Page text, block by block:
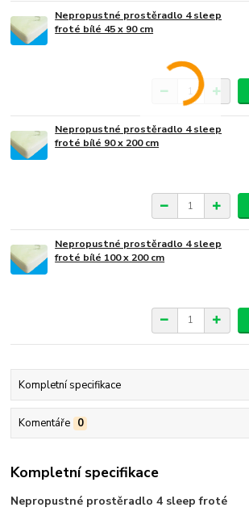
Nepropustné prostěradlo 4 sleep
froté bílé 45 x 90 cm
Nepropustné prostěradlo 4 sleep
froté bílé 90 x 200 cm
Nepropustné prostěradlo 4 sleep
froté bílé 100 x 200 cm
Kompletní specifikace
Komentáře 0
Kompletní specifikace
Nepropustné prostěradlo 4 sleep froté